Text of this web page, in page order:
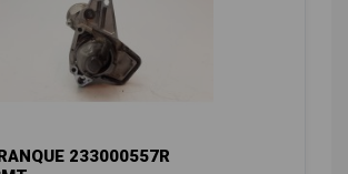
233000557R